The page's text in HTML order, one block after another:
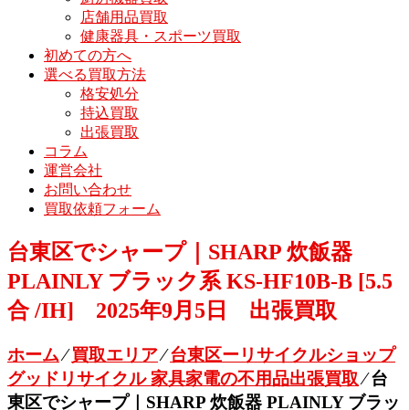
店舗用品買取
健康器具・スポーツ買取
初めての方へ
選べる買取方法
格安処分
持込買取
出張買取
コラム
運営会社
お問い合わせ
買取依頼フォーム
台東区でシャープ｜SHARP 炊飯器
PLAINLY ブラック系 KS-HF10B-B [5.5
合 /IH] 2025年9月5日 出張買取
ホーム⁄買取エリア⁄台東区ーリサイクルショップ
グッドリサイクル 家具家電の不用品出張買取⁄台
東区でシャープ｜SHARP 炊飯器 PLAINLY ブラッ